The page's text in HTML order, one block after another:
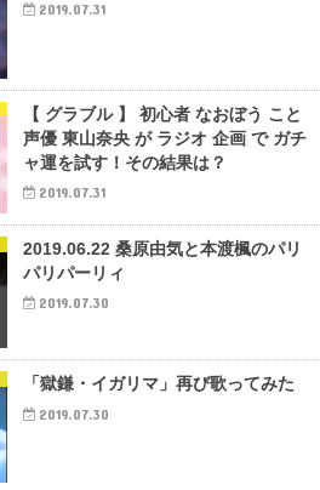
2019.07.31
【 グラブル 】 初心者 なおぼう こと
声優 東山奈央 が ラジオ 企画 で ガチ
ャ運を試す！その結果は？
2019.07.31
2019.06.22 桑原由気と本渡楓のパリ
パリパーリィ
2019.07.30
「獄鎌・イガリマ」再び歌ってみた
2019.07.30